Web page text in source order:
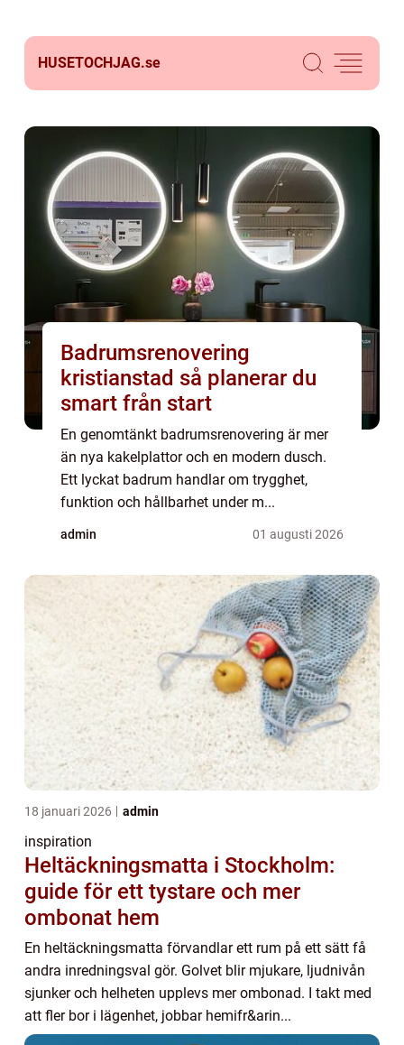
HUSETOCHJAG.se
Badrumsrenovering
kristianstad så planerar du
smart från start
En genomtänkt badrumsrenovering är mer
än nya kakelplattor och en modern dusch.
Ett lyckat badrum handlar om trygghet,
funktion och hållbarhet under m...
admin 01 augusti 2026
18 januari 2026 admin
inspiration
Heltäckningsmatta i Stockholm:
guide för ett tystare och mer
ombonat hem
En heltäckningsmatta förvandlar ett rum på ett sätt få
andra inredningsval gör. Golvet blir mjukare, ljudnivån
sjunker och helheten upplevs mer ombonad. I takt med
att fler bor i lägenhet, jobbar hemifr&arin...